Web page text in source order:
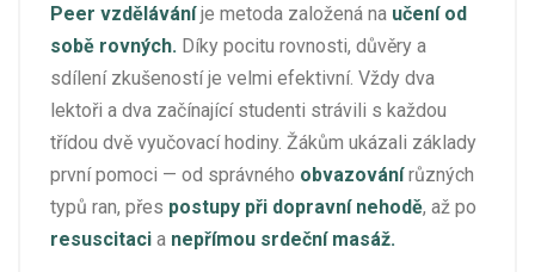
Peer vzděláváníje metoda založená na učení od
sobě rovných. Díky pocitu rovnosti, důvěry a
sdílení zkušeností je velmi efektivní. Vždy dva
lektoři a dva začínající studenti strávili s každou
třídou dvě vyučovací hodiny. Žákům ukázali základy
první pomoci — od správného obvazovánírůzných
typů ran, přes postupy při dopravní nehodě, až po
resuscitaci a nepřímou srdeční masáž.